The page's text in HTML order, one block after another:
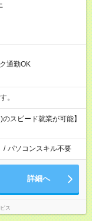
通勤OK
。
スピード就業が可能】
/ パソコンスキル不要
詳細へ
ス